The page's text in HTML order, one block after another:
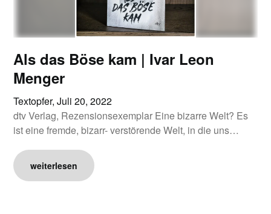
Als das Böse kam | Ivar Leon
Menger
Textopfer,Juli 20, 2022
dtv Verlag, Rezensionsexemplar Eine bizarre Welt? Es
ist eine fremde, bizarr- verstörende Welt, in die uns…
weiterlesen